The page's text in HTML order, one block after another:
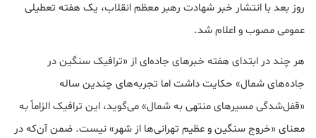
روز بعد با انتشار خبر شهادت رهبر معظم انقلاب، یک هفته تعطیلی
عمومی مصوب و اعلام شد.
هر چند در ابتدای هفته خبرهای جاده‌ای از «ترافیک سنگین در
جاده‌های شمال» حکایت داشت اما تجربه‌های چندین ساله
«قفل‌شدگی مسیرهای منتهی به شمال» می‌گوید، این ترافیک الزاماً به
معنای «خروج سنگین و عظیم تهرانی‌ها از شهر» نیست. ضمن آن‌که در